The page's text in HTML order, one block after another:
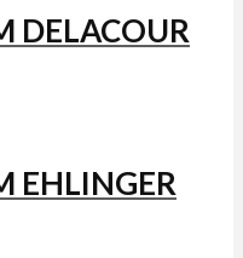
DELACOUR
EHLINGER